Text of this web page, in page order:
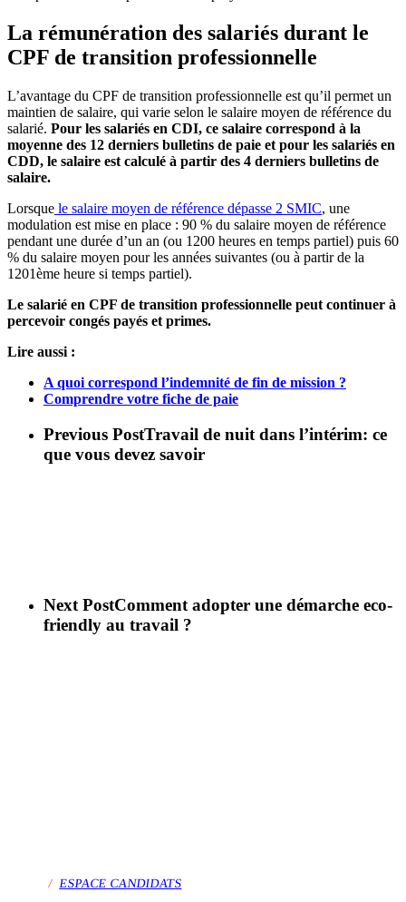
La rémunération des salariés durant le
CPF de transition professionnelle
L’avantage du CPF de transition professionnelle est qu’il permet un
maintien de salaire, qui varie selon le salaire moyen de référence du
salarié. Pour les salariés en CDI, ce salaire correspond à la
moyenne des 12 derniers bulletins de paie et pour les salariés en
CDD, le salaire est calculé à partir des 4 derniers bulletins de
salaire.
Lorsque le salaire moyen de référence dépasse 2 SMIC, une
modulation est mise en place : 90 % du salaire moyen de référence
pendant une durée d’un an (ou 1200 heures en temps partiel) puis 60
% du salaire moyen pour les années suivantes (ou à partir de la
1201ème heure si temps partiel).
Le salarié en CPF de transition professionnelle peut continuer à
percevoir congés payés et primes.
Lire aussi :
A quoi correspond l’indemnité de fin de mission ?
Comprendre votre fiche de paie
Previous PostTravail de nuit dans l’intérim: ce
que vous devez savoir
Next PostComment adopter une démarche eco-
friendly au travail ?
/ ESPACE CANDIDATS